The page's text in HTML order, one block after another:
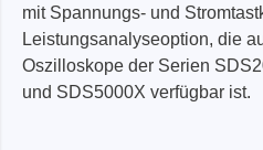
mit Spannungs- und
Leistungsanalyseoption, die
Oszilloskope der Serien
und SDS5000X verfügbar ist.